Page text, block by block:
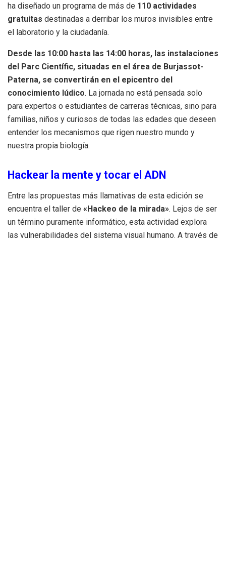
ha diseñado un programa de más de 110 actividades
gratuitas destinadas a derribar los muros invisibles entre
el laboratorio y la ciudadanía.
Desde las 10:00 hasta las 14:00 horas, las instalaciones
del Parc Científic, situadas en el área de Burjassot-
Paterna, se convertirán en el epicentro del
conocimiento lúdico. La jornada no está pensada solo
para expertos o estudiantes de carreras técnicas, sino para
familias, niños y curiosos de todas las edades que deseen
entender los mecanismos que rigen nuestro mundo y
nuestra propia biología.
Hackear la mente y tocar el ADN
Entre las propuestas más llamativas de esta edición se
encuentra el taller de «Hackeo de la mirada». Lejos de ser
un término puramente informático, esta actividad explora
las vulnerabilidades del sistema visual humano. A través de